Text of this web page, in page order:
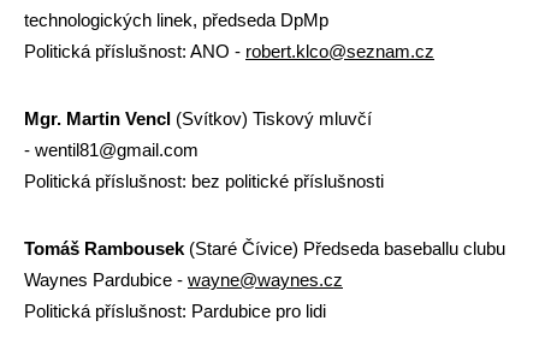
technologických linek, předseda DpMp
Politická příslušnost: ANO - robert.klco@seznam.cz
Mgr. Martin Vencl (Svítkov) Tiskový mluvčí
- wentil81@gmail.com
Politická příslušnost: bez politické příslušnosti
Tomáš Rambousek (Staré Čívice) Předseda baseballu clubu
Waynes Pardubice - wayne@waynes.cz
Politická příslušnost: Pardubice pro lidi